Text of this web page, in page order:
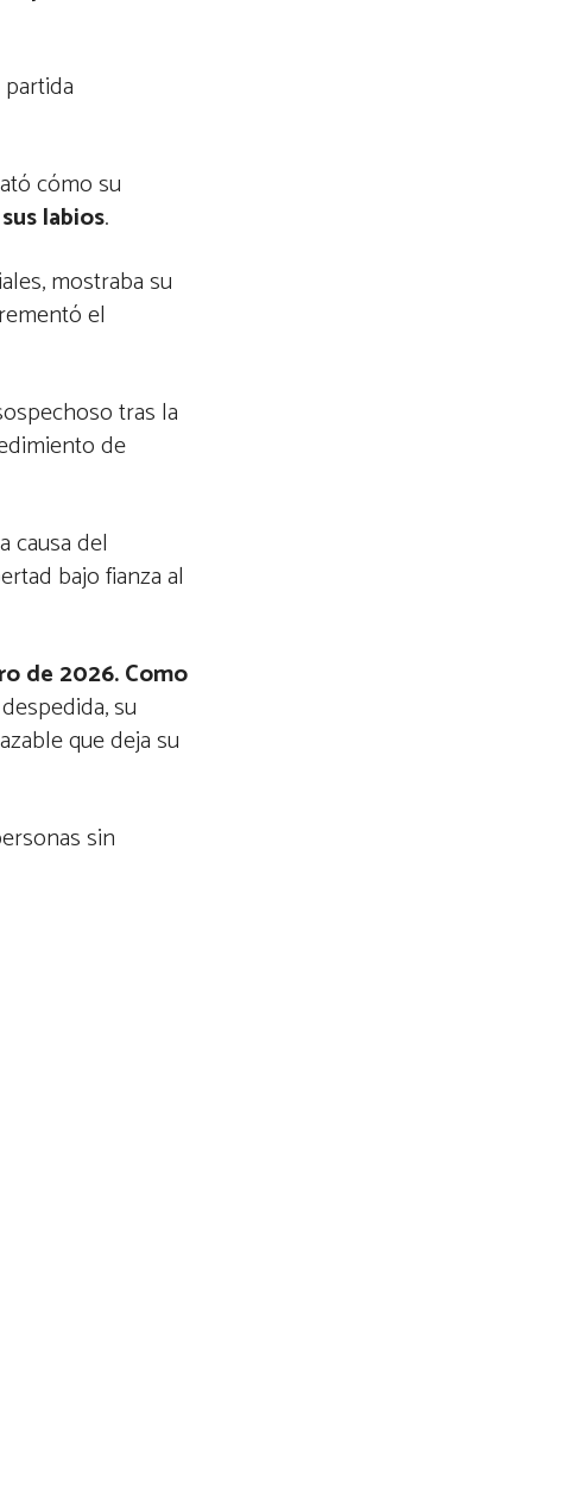
cómo su
labios.
mostraba su
el
tras la
de
causa del
bajo fianza al
de 2026. Como
su
que deja su
sin